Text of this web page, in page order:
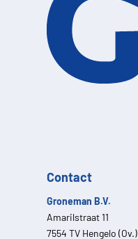
Contact
Groneman B.V.
Amarilstraat 11
7554 TV Hengelo (Ov.)